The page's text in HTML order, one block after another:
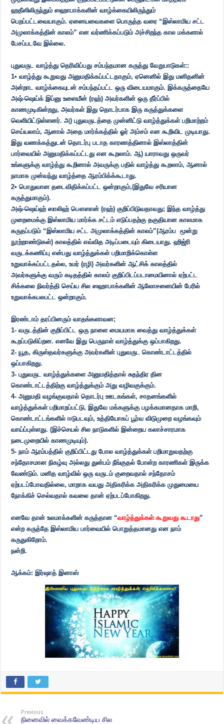
ஹதீஸிலிருந்தும் ஸஹாபாக்களின் வாழ்க்கையிலிருந்தும்
பெறப்பட்டவையாகும். ஏனையவைகளை பொருத்த வரை “இஸ்லாமிய சட்ட
அமுலாக்கத்தின் காலம்” என வர்ணிக்கப்படும் அச்சிறந்த கால மக்களால்
பேசப்படவே இல்லை.
புதுவருட வாழ்த்து தெரிவிப்பது சம்பந்தமான கருத்து வேறுபாடுகள்::
1• வாழ்த்து கூறுவது அனுமதிக்கப்பட்டதாகும், ஏனெனில் இது மனிதனின்
அன்றாட வாழ்க்கையுடன் சம்பந்தப்பட்ட ஒரு விடையமாகும். இக்கருத்தையே
அஷ்-ஷெய்க் இப்னு உஸைமீன் (ரஹ்) அவர்களின் ஒரு தீர்ப்பில்
காணமுடிகின்றது, அவர்கள் இது தொடர்பாக இரு கருத்துக்களை
வெளியிட்டுள்ளனர். அ) புதுவருடத்தை முன்னிட்டு வாழ்த்துக்கள் பறிமாற்றம்
செய்யலாம், ஆனால் அதை மார்க்கத்தில் ஓர் அம்சம் என கூறிவிட முடியாது.
இது வணக்கத்துடன் தொடர்பு படாத காரணத்தினால் இஸ்லாத்தின்
பார்வையில் அனுமதிக்கப்பட்டது என கூறலாம். ஆ) யாராவது ஒருவர்
உங்களுக்கு வாழ்த்து கூறினால் அவருக்கு பதில் வாழ்த்து கூறலாம், ஆனால்
நாமாக முன்வந்து வாழ்த்தை ஆரம்பிக்க்கூடாது.
2• பொதுவான தடைவிதிக்கப்பட்ட ஒன்றாகும்,(இதுவே சரியான
கருத்துமாகும்).
அஷ்-ஷெய்ஹ் ஸாலிஹ் பௌஸான் (ரஹ்) குறிப்பிடுவதாவது; இந்த வாழ்த்து
முறைமைக்கு இஸ்லாமிய மார்க்க சட்டம் எடுப்பதற்கு தகுதியான காலமாக
கருதப்படும் “இஸ்லாமிய சட்ட அமுலாக்கத்தின் காலம்”(ஆரம்ப மூன்று
நூற்றாண்டுகள்) காலத்தில் எவ்வித அடிப்படையும் கிடையாது. ஹிஜ்ரி
வருடக்கணிப்பு என்பது வாழ்த்துக்கள் பறிமாறிக்கொள்ள
உறுவாக்கப்பட்டதல்ல, உமர் (ரழி) அவர்களின் ஆட்சிக் காலத்தில்
அவர்களுக்கு வரும் கடிதத்தில் காலம் குறிப்பிடப்படாமையினால் ஏற்பட்ட
சிக்கலை நிவர்த்தி செய்ய சில ஸஹாபாக்களின் ஆலோசனையின் பேரில்
உறுவாக்கபலபட்ட ஒன்றாகும்.
இரண்டாம் தரப்பினரும் வாதங்களாவன;
1- வருடத்தின் குறிப்பிட்ட ஒரு நாளை மையமாக வைத்து வாழ்த்துக்கள்
கூறப்படுகிப்றன. எனவே இது பெருநாள் வாழ்த்துக்கு ஒப்பாகிறது.
2- யூத, கிருஸ்தவர்களுக்கு அவர்களின் புதுவருட கொண்டாட்டத்தில்
ஒப்பாகிறது.
3- புதுவருட வாழ்த்துக்களை அனுமதித்தால் சுதந்திர தின
கொண்டாட்டத்திற்கு வாழ்த்துக்கும் அது வழிவகுக்கும்.
4- அனுமதி வழங்குவதால் தொடர்பு ஊடகங்கள், சாதனங்களில்
வாழ்த்துக்கள் பறிமாறப்பட்டு, இதுவே மக்களுக்கு பழக்கமானதாக மாறி,
கொண்டாட்டங்களில் ஈடுபடவும், உத்தியோகப் பூர்வ விடுமுறை வழங்கவும்
வாய்ப்புள்ளது. (இச்செயல் சில நாடுகளில் இன்றைய கலாச்சாரமாக
நடைமுறையில் காணமுடியும்).
5- நாம் ஆரம்பத்தில் குறிப்பிட்டது போல வாழ்த்துக்கள் பறிமாறுவதற்கு
சந்தோசமான நிகழ்வு அல்லது துன்பம் நீங்குதல் போன்ற காரணிகள் இருக்க
வேண்டும். மனித வாழ்வில் ஒரு வருடம் குறைவதால் சந்தோசம்
ஏற்படப்போவதில்லை, மாறாக வயது அதிகரிக்க அதிகரிக்க முதுமையை
நோக்கிச் செல்வதால் கவலை தான் ஏற்படப்போகிறது.
எனவே தான் உலமாக்களின் கருத்தான “வாழ்த்துக்கள் கூறுவது கூடாது”
என்ற கருத்தே இஸ்லாமிய பார்வையில் பொறுத்தமானது என நாம்
கருதுகிறோம்.
நன்றி.
ஆக்கம்: இர்ஷாத் இனாஸ்
Previous
நினைவில் வைக்கவேண்டிய சில